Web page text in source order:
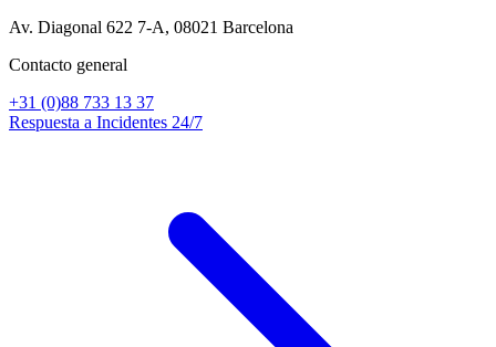
Av. Diagonal 622 7-A, 08021 Barcelona
Contacto general
+31 (0)88 733 13 37
Respuesta a Incidentes 24/7